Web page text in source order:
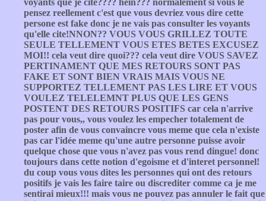
voyants que je cite???? hein??? normalement si vous le
pensez reellement c'est que vous devriez vous dire cette
persone est fake donc je ne vais pas consulter les voyants
qu'elle cite!NNON?? VOUS VOUS GRILLEZ TOUTE
SEULE TELLEMENT VOUS ETES BETES EXCUSEZ
MOI!! cela veut dire quoi??? cela veut dire VOUS SAVEZ
PERTINAMENT QUE MES RETOURS SONT PAS
FAKE ET SONT BIEN VRAIS MAIS VOUS NE
SUPPORTEZ TELLEMENT PAS LES LIRE ET VOUS
VOULEZ TELELEMNT PLUS QUE LES GENS
POSTENT DES RETOURS POSITIFS car cela n'arrive
pas pour vous,, vous voulez les empecher totalement de
poster afin de vous convaincre vous meme que cela n'existe
pas car l'idée meme qu'une autre personne puisse avoir
quelque chose que vous n'avez pas vous rend dingue! donc
toujours dans cette notion d'egoisme et d'interet personnel!
du coup vous vous dites les personnes qui ont des retours
positifs je vais les faire taire ou discrediter comme ca je me
sentirai mieux!!! mais vous ne pouvez pas annuler le fait que